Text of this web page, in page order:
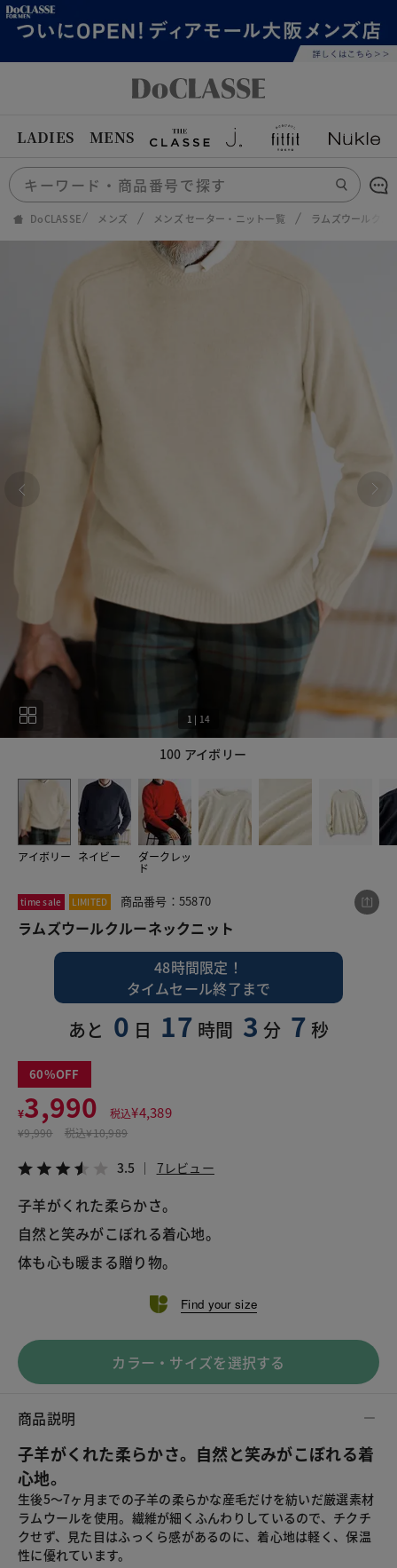
LADIES MENS
DoCLASSE メンズ メンズ セーター・ニット一覧 ラムズウールクル
100 アイボリー
1 | 14
アイボリー ネイビー ダークレッ
ド
time sale LIMITED 商品番号：55870
ラムズウールクルーネックニット
48時間限定！
タイムセール終了まで
あと 0 日 17 時間 3 分 6 秒
60
¥3,990 税込¥4,389
¥9,990 税込¥10,989
3.5 7レビュー
子羊がくれた柔らかさ。
自然と笑みがこぼれる着心地。
体も心も暖まる贈り物。
Find your size
カラー・サイズを選択する
商品説明
子羊がくれた柔らかさ。自然と笑みがこぼれる着
心地。
生後5～7ヶ月までの子羊の柔らかな産毛だけを紡いだ厳選素材
ラムウールを使用。繊維が細くふんわりしているので、チクチ
クせず、見た目はふっくら感があるのに、着心地は軽く、保温
性に優れています。
この商品をシェアする
ラムズウールクルーネックニット
¥3,990 税込¥4,389
3.5 7レビュー